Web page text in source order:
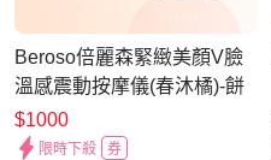
Beroso倍麗森緊緻美顏V臉
溫感震動按摩儀(春沐橘)-餅
乾機AE0048 美容儀 刮痧提
拉 臉部按摩器
$1000
限時下殺 券